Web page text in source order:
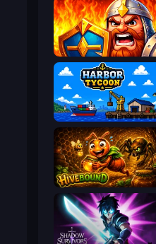
WarLink: Crown & Clash
Harbor Tycoon
Hivebound